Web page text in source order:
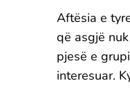
Aftësia e
që asgjë
pjesë e
interesuar.